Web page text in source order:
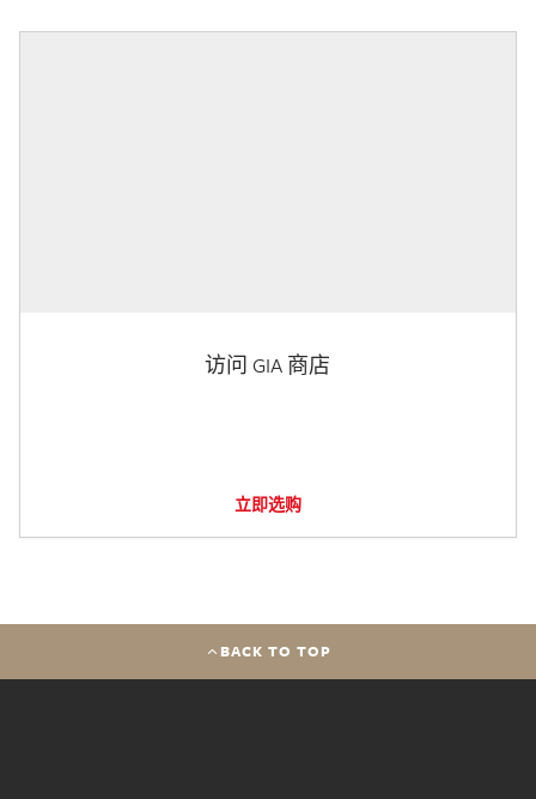
访问 GIA 商店
立即选购
BACK TO TOP